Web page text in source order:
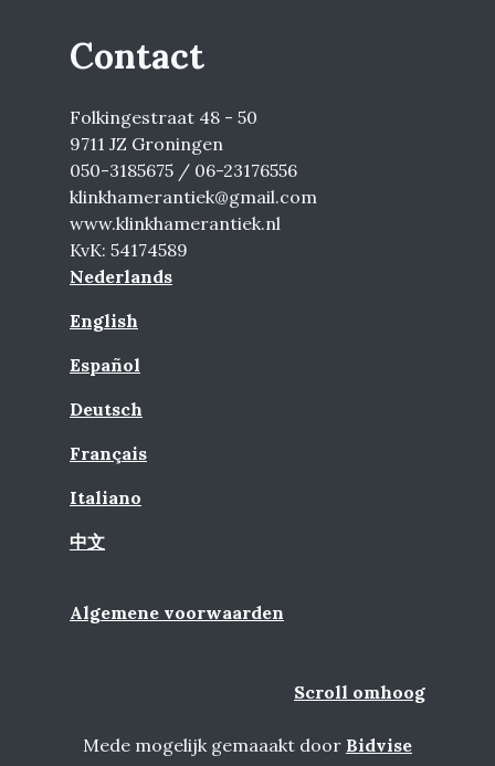
Contact
Folkingestraat 48 - 50
9711 JZ Groningen
050-3185675 / 06-23176556
klinkhamerantiek@gmail.com
www.klinkhamerantiek.nl
KvK: 54174589
Nederlands
English
Español
Deutsch
Français
Italiano
中文
Algemene voorwaarden
Scroll omhoog
Mede mogelijk gemaaakt door Bidvise